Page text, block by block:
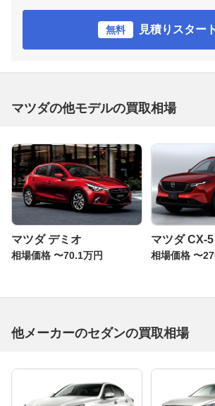
無料 見積りスタート
マツダの他モデルの買取相場
マツダ デミオ
相場価格 〜70.1万円
マツダ CX-5
相場価格 〜
他メーカーのセダンの買取相場